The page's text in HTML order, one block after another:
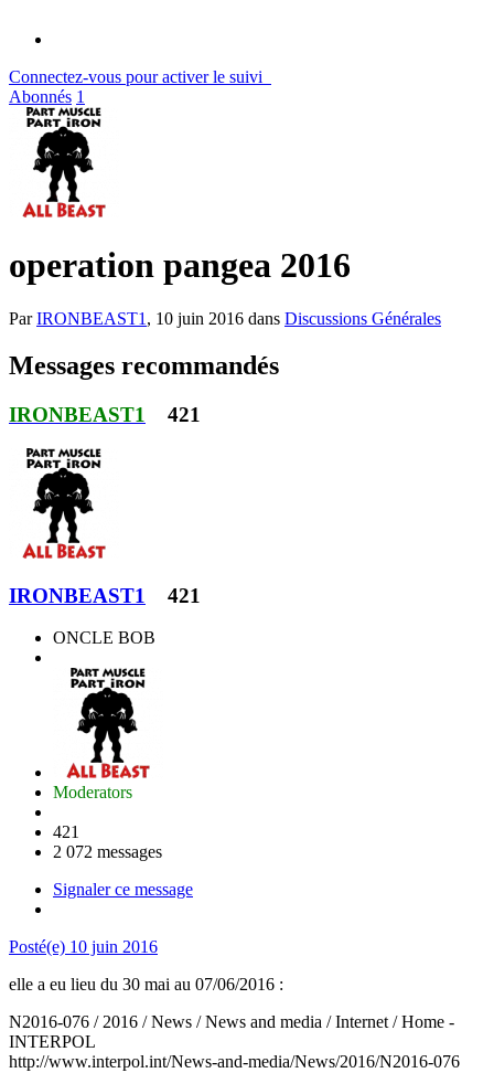
Connectez-vous pour activer le suivi
Abonnés 1
operation pangea 2016
ParIRONBEAST1, 10 juin 2016 dans Discussions Générales
Messages recommandés
IRONBEAST1 421
IRONBEAST1 421
ONCLE BOB
Moderators
421
2 072 messages
Signaler ce message
Posté(e) 10 juin 2016
elle a eu lieu du 30 mai au 07/06/2016 :
N2016-076 / 2016 / News / News and media / Internet / Home -
INTERPOL
http://www.interpol.int/News-and-media/News/2016/N2016-076